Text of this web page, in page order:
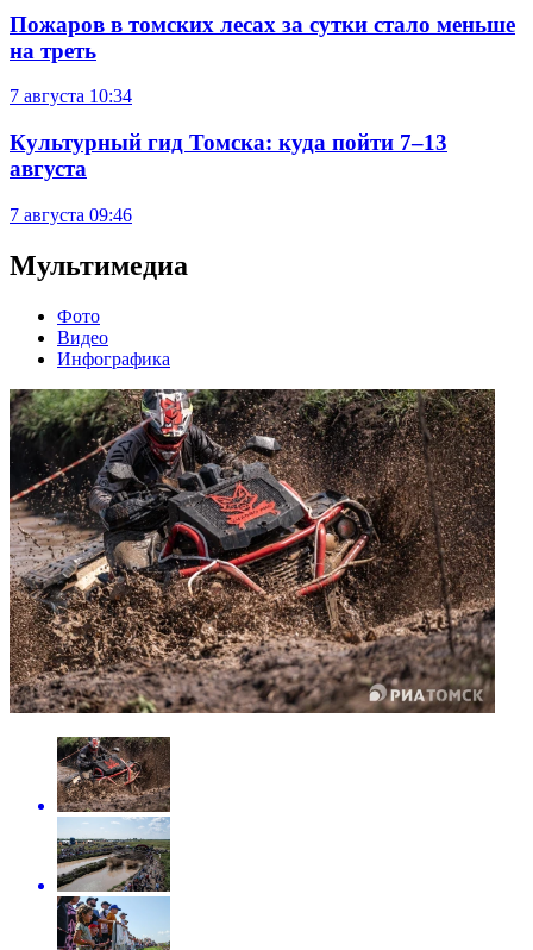
Пожаров в томских лесах за сутки стало меньше
на треть
7 августа 10:34
Культурный гид Томска: куда пойти 7–13
августа
7 августа 09:46
Мультимедиа
Фото
Видео
Инфографика